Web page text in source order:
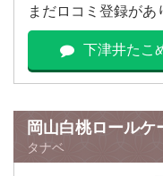
まだロコミ登録があ
下津井たこ
岡山白桃ロールケ
タナベ